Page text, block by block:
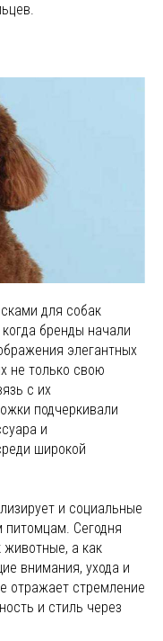
для собак
бренды начали
элегантных
не только свою
с их
подчеркивали
и
широкой
и социальные
Сегодня
животные, а как
внимания, ухода и
отражает стремление
и стиль через